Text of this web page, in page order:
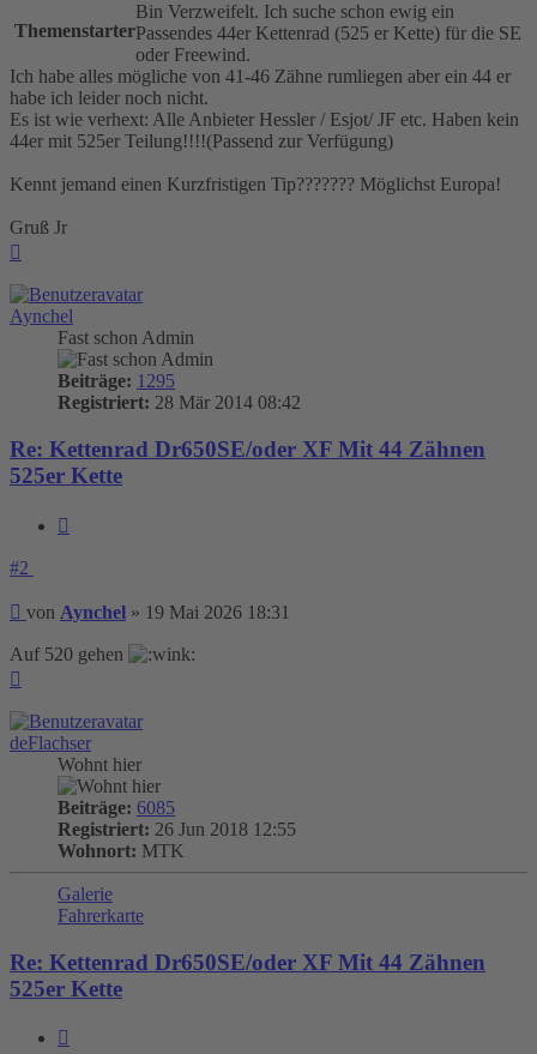
Themenstarter
Bin Verzweifelt. Ich suche schon ewig ein
Passendes 44er Kettenrad (525 er Kette) für die SE
oder Freewind.
Ich habe alles mögliche von 41-46 Zähne rumliegen aber ein 44 er
habe ich leider noch nicht.
Es ist wie verhext: Alle Anbieter Hessler / Esjot/ JF etc. Haben kein
44er mit 525er Teilung!!!!(Passend zur Verfügung)
Kennt jemand einen Kurzfristigen Tip??????? Möglichst Europa!
Gruß Jr
Aynchel
Fast schon Admin
Beiträge: 1295
Registriert: 28 Mär 2014 08:42
Re: Kettenrad Dr650SE/oder XF Mit 44 Zähnen
525er Kette
#2
Beitrag
von Aynchel » 19 Mai 2026 18:31
Auf 520 gehen
deFlachser
Wohnt hier
Beiträge: 6085
Registriert: 26 Jun 2018 12:55
Wohnort: MTK
Galerie
Fahrerkarte
Re: Kettenrad Dr650SE/oder XF Mit 44 Zähnen
525er Kette